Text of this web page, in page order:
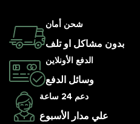
شحن أمان
بدون مشاكل او تلف
الدفع الأونلاين
وسائل الدفع
دعم 24 ساعة
علي مدار الأسبوع